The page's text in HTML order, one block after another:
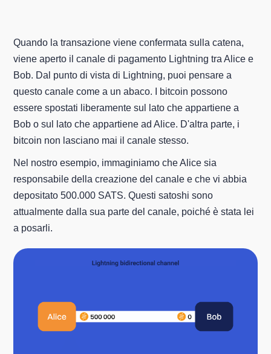
Quando la transazione viene confermata sulla catena,
viene aperto il canale di pagamento Lightning tra Alice e
Bob. Dal punto di vista di Lightning, puoi pensare a
questo canale come a un abaco. I bitcoin possono
essere spostati liberamente sul lato che appartiene a
Bob o sul lato che appartiene ad Alice. D'altra parte, i
bitcoin non lasciano mai il canale stesso.
Nel nostro esempio, immaginiamo che Alice sia
responsabile della creazione del canale e che vi abbia
depositato 500.000 SATS. Questi satoshi sono
attualmente dalla sua parte del canale, poiché è stata lei
a posarli.